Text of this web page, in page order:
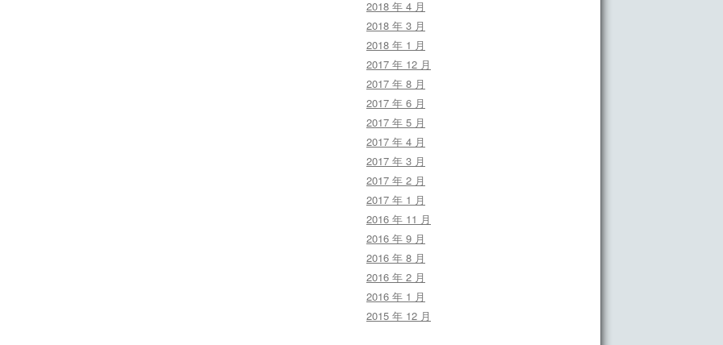
2018 年 4 月
2018 年 3 月
2018 年 1 月
2017 年 12 月
2017 年 8 月
2017 年 6 月
2017 年 5 月
2017 年 4 月
2017 年 3 月
2017 年 2 月
2017 年 1 月
2016 年 11 月
2016 年 9 月
2016 年 8 月
2016 年 2 月
2016 年 1 月
2015 年 12 月